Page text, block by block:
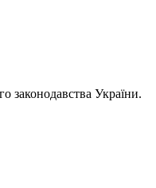
законодавства України.